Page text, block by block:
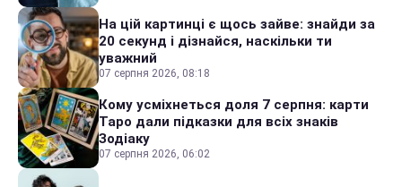
На цій картинці є щось зайве: знайди за
20 секунд і дізнайся, наскільки ти
уважний
07 серпня 2026, 08:18
Кому усміхнеться доля 7 серпня: карти
Таро дали підказки для всіх знаків
Зодіаку
07 серпня 2026, 06:02